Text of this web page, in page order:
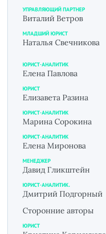
УПРАВЛЯЮЩИЙ ПАРТНЕР
Виталий Ветров
МЛАДШИЙ ЮРИСТ
Наталья Свечникова
ЮРИСТ-АНАЛИТИК
Елена Павлова
ЮРИСТ
Елизавета Разина
ЮРИСТ-АНАЛИТИК
Марина Сорокина
ЮРИСТ-АНАЛИТИК
Елена Миронова
МЕНЕДЖЕР
Давид Гликштейн
ЮРИСТ-АНАЛИТИК.
Дмитрий Подгорный
Сторонние авторы
ЮРИСТ